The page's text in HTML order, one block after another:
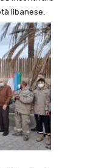
libanese.